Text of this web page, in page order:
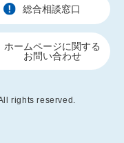
総合相談窓口
ホームページに関する
お問い合わせ
rights reserved.